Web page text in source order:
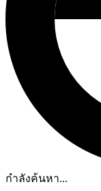
กำลังค้นหา...